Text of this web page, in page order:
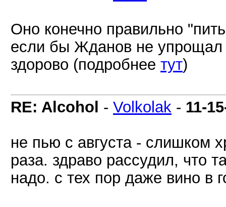
Оно конечно правильно
если бы Жданов не
здорово (подробнее тут)
RE: Alcohol - Volkolak - 11-
не пью с августа - слишком
раза. здраво рассудил, что
надо. с тех пор даже вино в